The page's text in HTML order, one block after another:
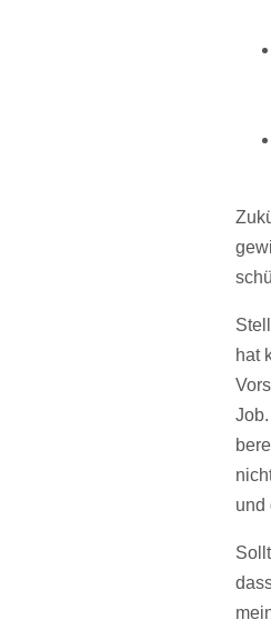
hat
und